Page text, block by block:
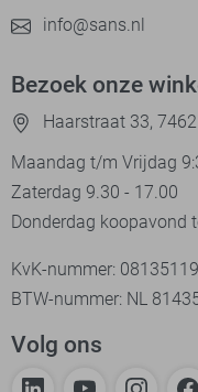
info@sans.nl
Bezoek onze
Haarstraat 33,
Maandag t/m Vrijdag
Zaterdag 9.30 - 17.00
Donderdag koopavond
KvK-nummer: 08135119
BTW-nummer: NL
Volg ons